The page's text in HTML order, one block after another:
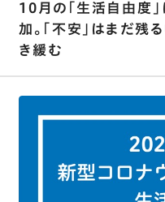
10月の｢生活自由度
加。｢不安｣はまだ残
き緩む